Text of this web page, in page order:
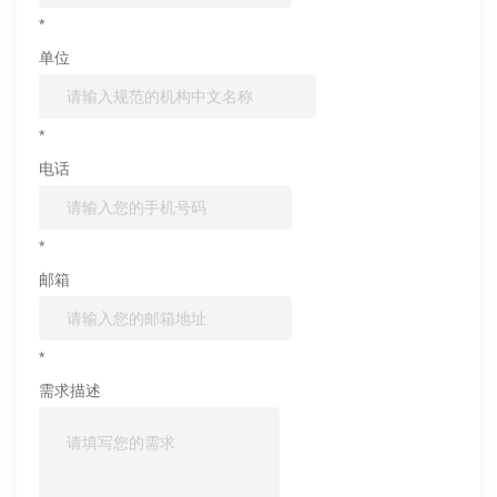
*
单位
*
电话
*
邮箱
*
需求描述